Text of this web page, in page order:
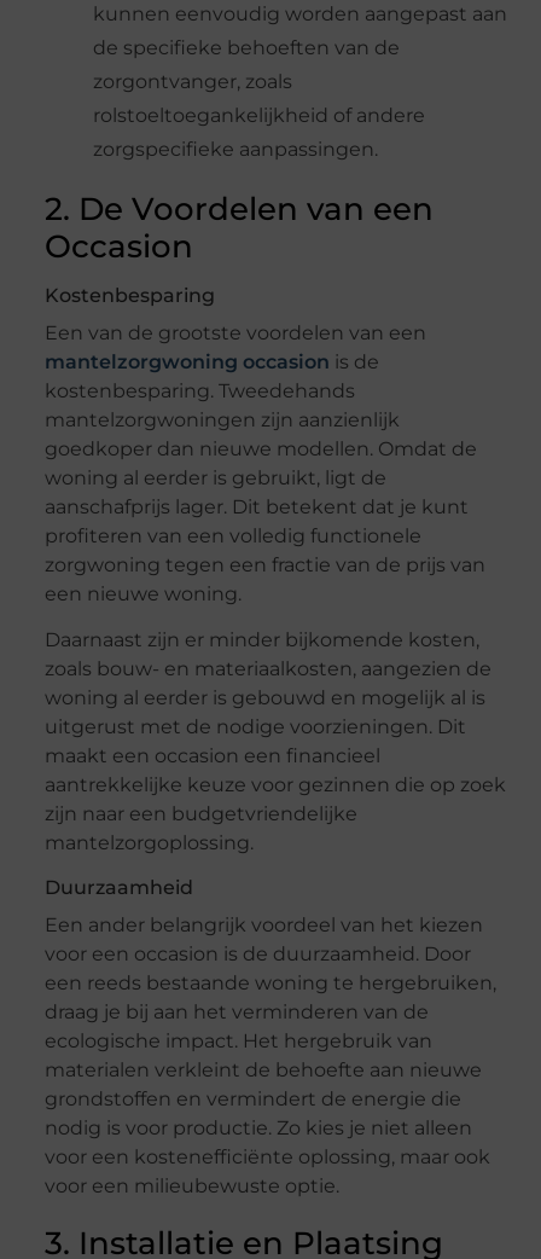
kunnen eenvoudig worden aangepast aan
de specifieke behoeften van de
zorgontvanger, zoals
rolstoeltoegankelijkheid of andere
zorgspecifieke aanpassingen.
2. De Voordelen van een
Occasion
Kostenbesparing
Een van de grootste voordelen van een
mantelzorgwoning occasion is de
kostenbesparing. Tweedehands
mantelzorgwoningen zijn aanzienlijk
goedkoper dan nieuwe modellen. Omdat de
woning al eerder is gebruikt, ligt de
aanschafprijs lager. Dit betekent dat je kunt
profiteren van een volledig functionele
zorgwoning tegen een fractie van de prijs van
een nieuwe woning.
Daarnaast zijn er minder bijkomende kosten,
zoals bouw- en materiaalkosten, aangezien de
woning al eerder is gebouwd en mogelijk al is
uitgerust met de nodige voorzieningen. Dit
maakt een occasion een financieel
aantrekkelijke keuze voor gezinnen die op zoek
zijn naar een budgetvriendelijke
mantelzorgoplossing.
Duurzaamheid
Een ander belangrijk voordeel van het kiezen
voor een occasion is de duurzaamheid. Door
een reeds bestaande woning te hergebruiken,
draag je bij aan het verminderen van de
ecologische impact. Het hergebruik van
materialen verkleint de behoefte aan nieuwe
grondstoffen en vermindert de energie die
nodig is voor productie. Zo kies je niet alleen
voor een kostenefficiënte oplossing, maar ook
voor een milieubewuste optie.
3. Installatie en Plaatsing